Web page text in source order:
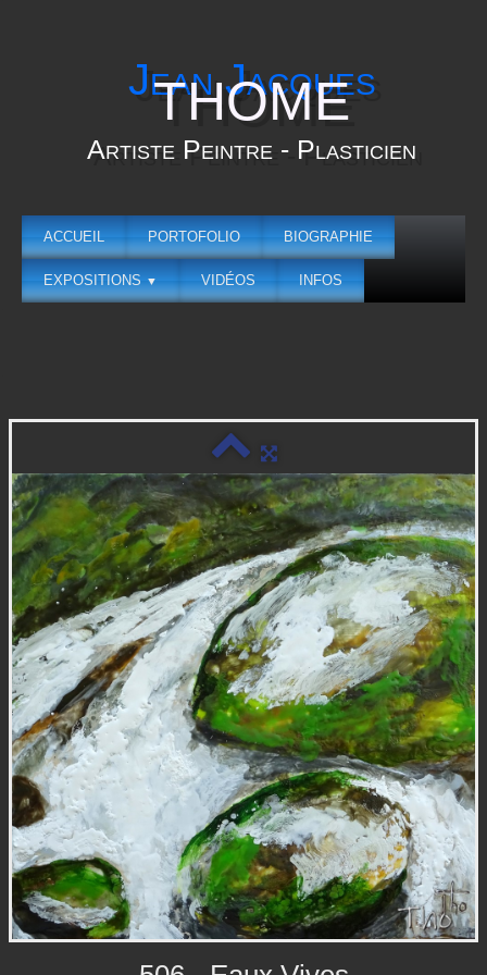
Jean Jacques
THOME
Artiste Peintre - Plasticien
ACCUEIL PORTOFOLIO BIOGRAPHIE
EXPOSITIONS ▼ VIDÉOS INFOS